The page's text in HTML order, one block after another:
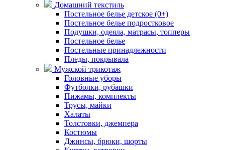
Домашний текстиль
Постельное белье детское (0+)
Постельное белье подростковое
Подушки, одеяла, матрасы, топперы
Постельное белье
Постельные принадлежности
Пледы, покрывала
Мужской трикотаж
Головные уборы
Футболки, рубашки
Пижамы, комплекты
Трусы, майки
Халаты
Толстовки, джемпера
Костюмы
Джинсы, брюки, шорты